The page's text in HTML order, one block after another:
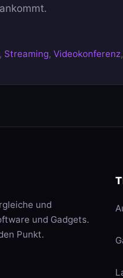
, Streaming,Videokonferenz
und
und Gadgets.
Punkt.